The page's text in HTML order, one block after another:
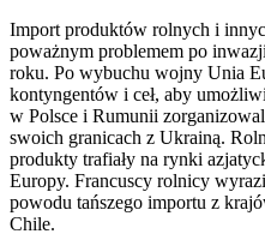
Import produktów rolnych i
poważnym problemem po
roku. Po wybuchu wojny Unia
kontyngentów i ceł, aby
w Polsce i Rumunii
swoich granicach z Ukrainą.
produkty trafiały na rynki
Europy. Francuscy rolnicy
powodu tańszego importu z
Chile.